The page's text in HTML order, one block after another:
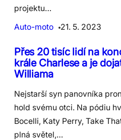
projektu…
Auto-moto
21. 5. 2023
Přes 20 tisíc lidí na
krále Charlese a je
Williama
Nejstarší syn panovníka
hold svému otci. Na pódiu
Bocelli, Katy Perry, Take
plná světel,…